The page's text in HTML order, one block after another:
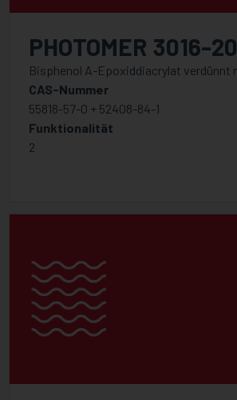
PHOTOMER 3016-
Bisphenol A-Epoxiddiacrylat verdünnt
CAS-Nummer
55818-57-0 + 52408-84-1
Funktionalität
2